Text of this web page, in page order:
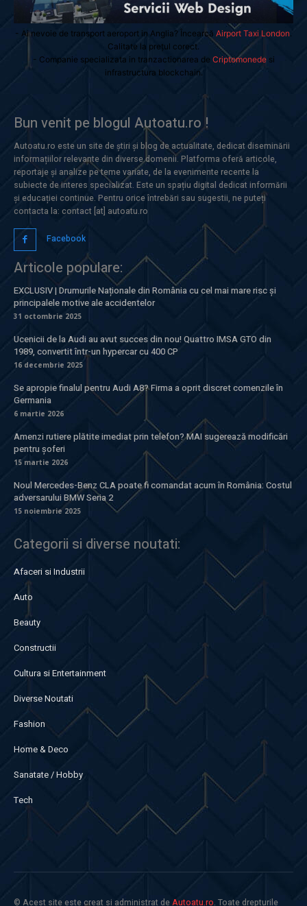
- Ai nevoie de transport aeroport in Anglia? Încearcă Airport Taxi London.
Calitate la prețul corect.
- Companie specializata in tranzactionarea de Criptomonedesi
infrastructura blockchain.
Bun venit pe blogul Autoatu.ro !
Autoatu.ro este un site de știri și blog de actualitate, dedicat diseminării
informațiilor relevante din diverse domenii. Platforma oferă articole,
reportaje și analize pe teme variate, de la evenimente recente la
subiecte de interes specializat. Este un spațiu digital dedicat informării
și educației continue. Pentru orice întrebări sau sugestii, ne puteți
contacta la: contact [at] autoatu.ro
Facebook
Articole populare:
EXCLUSIV | Drumurile Naționale din România cu cel mai mare risc și
principalele motive ale accidentelor
31 octombrie 2025
Ucenicii de la Audi au avut succes din nou! Quattro IMSA GTO din
1989, convertit într-un hypercar cu 400 CP
16 decembrie 2025
Se apropie finalul pentru Audi A8? Firma a oprit discret comenzile în
Germania
6 martie 2026
Amenzi rutiere plătite imediat prin telefon? MAI sugerează modificări
pentru șoferi
15 martie 2026
Noul Mercedes-Benz CLA poate fi comandat acum în România: Costul
adversarului BMW Seria 2
15 noiembrie 2025
Categorii si diverse noutati:
Afaceri si Industrii
Auto
Beauty
Constructii
Cultura si Entertainment
Diverse Noutati
Fashion
Home & Deco
Sanatate / Hobby
Tech
© Acest site este creat si administrat deAutoatu.ro. Toate drepturile